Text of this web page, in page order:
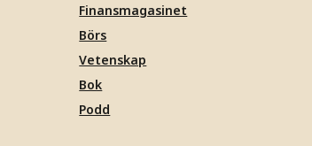
Finansmagasinet
Börs
Vetenskap
Bok
Podd